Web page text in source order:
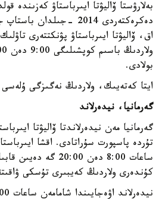
بەلارۋستا ۆاليۋتا ايىرباستاۋ كەزىندە
دەكرەكتەردى 2014 -
اق، ۆاليۋتا ايىرباستاۋ پۋنكتتەرى
بولادى.
ايتا كەتەيىك، ولاردىڭ نەگىزگى
گەرمانيا، نيدەرلاند
گەرمانيا مەن نيدەرلاندتا ۆاليۋتا
تۇردە پاسپورت سۇراتادى. اقشا
ساعات 8:00 دەن 20:00
كۇندەرى ولاردىڭ كەيبىرى تۇسكى